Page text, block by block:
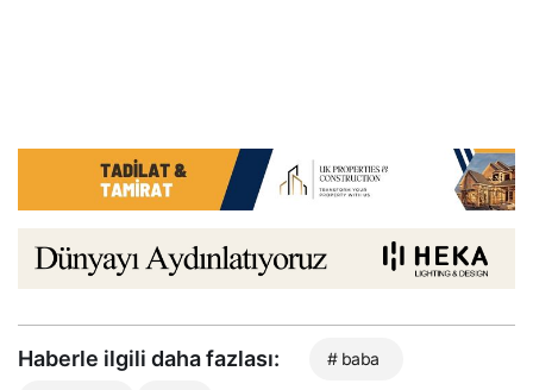
Haberle ilgili daha fazlası: # baba